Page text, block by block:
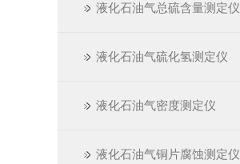
液化石油气总硫含量测定仪
液化石油气硫化氢测定仪
液化石油气密度测定仪
液化石油气铜片腐蚀测定仪